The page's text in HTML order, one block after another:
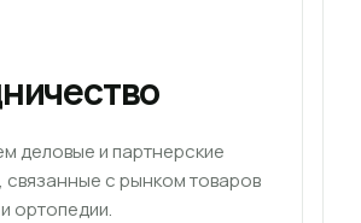
деловые и партнерские
с рынком товаров
ортопедии.